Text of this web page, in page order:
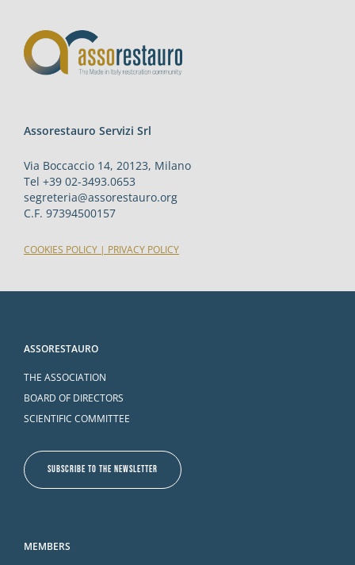
Assorestauro Servizi Srl
Via Boccaccio 14, 20123, Milano
Tel +39 02-3493.0653
segreteria@assorestauro.org
C.F. 97394500157
COOKIES POLICY | PRIVACY POLICY
ASSORESTAURO
THE ASSOCIATION
BOARD OF DIRECTORS
SCIENTIFIC COMMITTEE
SUBSCRIBE TO THE NEWSLETTER
MEMBERS